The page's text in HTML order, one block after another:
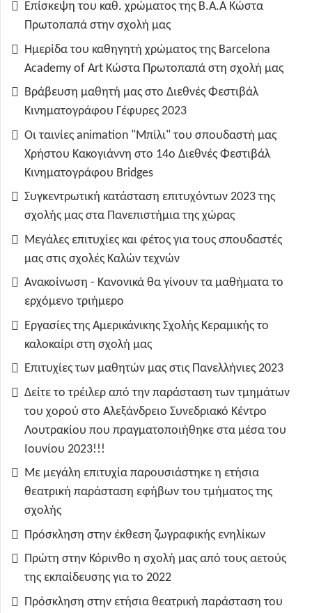
Επίσκεψη του καθ. χρώματος της B.A.A Κώστα
Πρωτοπαπά στην σχολή μας
Ημερίδα του καθηγητή χρώματος της Barcelona
Academy of Art Κώστα Πρωτοπαπά στη σχολή μας
Βράβευση μαθητή μας στο Διεθνές Φεστιβάλ
Κινηματογράφου Γέφυρες 2023
Οι ταινίες animation "Μπίλι" του σπουδαστή μας
Χρήστου Κακογιάννη στο 14ο Διεθνές Φεστιβάλ
Κινηματογράφου Bridges
Συγκεντρωτική κατάσταση επιτυχόντων 2023 της
σχολής μας στα Πανεπιστήμια της χώρας
Μεγάλες επιτυχίες και φέτος για τους σπουδαστές
μας στις σχολές Καλών τεχνών
Ανακοίνωση - Κανονικά θα γίνουν τα μαθήματα το
ερχόμενο τριήμερο
Εργασίες της Αμερικάνικης Σχολής Κεραμικής το
καλοκαίρι στη σχολή μας
Επιτυχίες των μαθητών μας στις Πανελλήνιες 2023
Δείτε το τρέιλερ από την παράσταση των τμημάτων
του χορού στο Αλεξάνδρειο Συνεδριακό Κέντρο
Λουτρακίου που πραγματοποιήθηκε στα μέσα του
Ιουνίου 2023!!!
Με μεγάλη επιτυχία παρουσιάστηκε η ετήσια
θεατρική παράσταση εφήβων του τμήματος της
σχολής
Πρόσκληση στην έκθεση ζωγραφικής ενηλίκων
Πρώτη στην Κόρινθο η σχολή μας από τους αετούς
της εκπαίδευσης για το 2022
Πρόσκληση στην ετήσια θεατρική παράσταση του